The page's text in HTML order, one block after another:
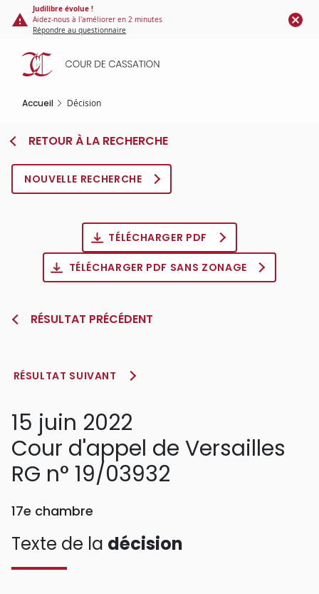
Panneau de gestion des cookies
contenu
principal
Judilibre évolue !
Aidez-nous à l'améliorer en 2 minutes
Répondre au questionnaire
Accueil Décision
RETOUR À LA RECHERCHE
NOUVELLE RECHERCHE
TÉLÉCHARGER PDF
TÉLÉCHARGER PDF SANS ZONAGE
RÉSULTAT PRÉCÉDENT
RÉSULTAT SUIVANT
15 juin 2022
Cour d'appel de Versailles
RG n° 19/03932
17e chambre
Texte de la décision